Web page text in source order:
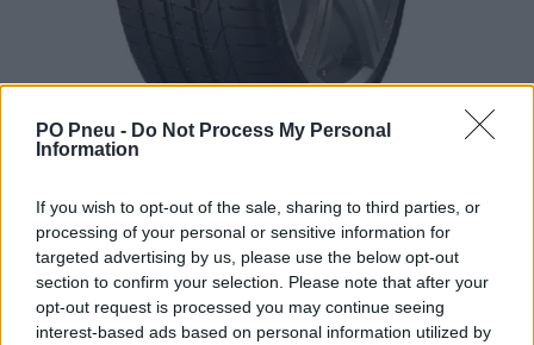
PO Pneu - Do Not Process My Personal
Information
If you wish to opt-out of the sale, sharing to third parties, or
processing of your personal or sensitive information for
targeted advertising by us, please use the below opt-out
section to confirm your selection. Please note that after your
opt-out request is processed you may continue seeing
interest-based ads based on personal information utilized by